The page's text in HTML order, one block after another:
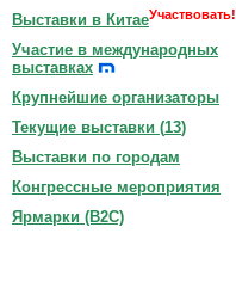
Выставки в КитаеУчаствовать!
Участие в международных
выставках
Крупнейшие организаторы
Текущие выставки (13)
Выставки по городам
Конгрессные мероприятия
Ярмарки (B2C)